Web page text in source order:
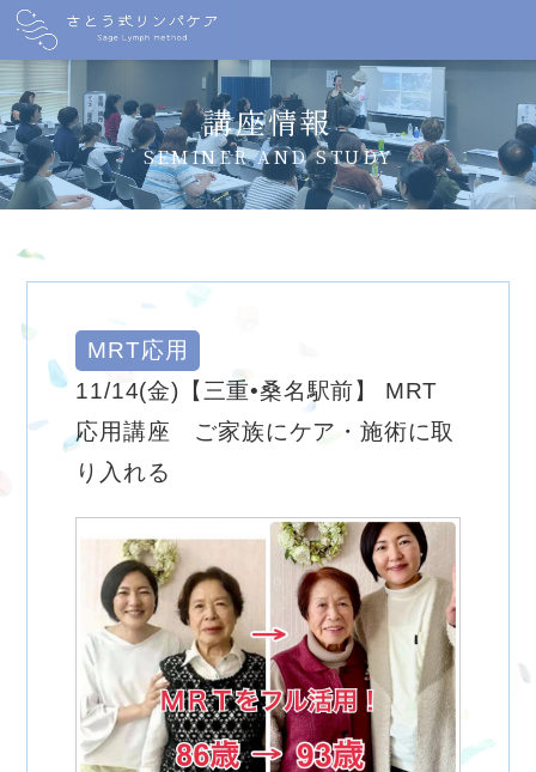
講座情報
SEMINER AND STUDY
MRT応用
11/14(金)【三重•桑名駅前】 MRT
応用講座 ご家族にケア・施術に取
り入れる